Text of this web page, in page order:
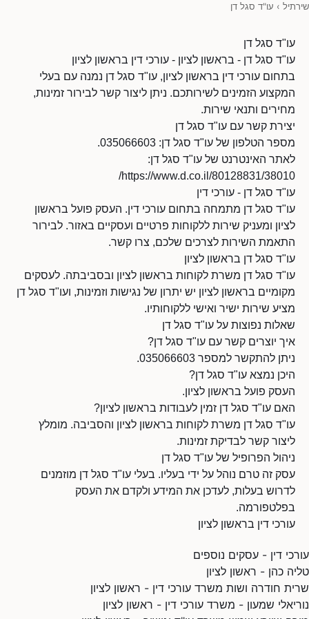
שירתיל › עו"ד סגל דן
עו"ד סגל דן
עו"ד סגל דן - בראשון לציון - עורכי דין בראשון לציון
בתחום עורכי דין בראשון לציון, עו"ד סגל דן נמנה עם בעלי
המקצוע הזמינים לשירותכם. ניתן ליצור קשר לבירור זמינות,
מחירים ותנאי שירות.
יצירת קשר עם עו"ד סגל דן
מספר הטלפון של עו"ד סגל דן: 035066603.
לאתר האינטרנט של עו"ד סגל דן:
https://www.d.co.il/80128831/38010/
עו"ד סגל דן - עורכי דין
עו"ד סגל דן מתמחה בתחום עורכי דין. העסק פועל בראשון
לציון ומעניק שירות ללקוחות פרטיים ועסקיים באזור. לבירור
התאמת השירות לצרכים שלכם, צרו קשר.
עו"ד סגל דן בראשון לציון
עו"ד סגל דן משרת לקוחות בראשון לציון ובסביבתה. לעסקים
מקומיים בראשון לציון יש יתרון של נגישות וזמינות, ועו"ד סגל דן
מציע שירות ישיר ואישי ללקוחותיו.
שאלות נפוצות על עו"ד סגל דן
איך יוצרים קשר עם עו"ד סגל דן?
ניתן להתקשר למספר 035066603.
היכן נמצא עו"ד סגל דן?
העסק פועל בראשון לציון.
האם עו"ד סגל דן זמין לעבודות בראשון לציון?
עו"ד סגל דן משרת לקוחות בראשון לציון והסביבה. מומלץ
ליצור קשר לבדיקת זמינות.
ניהול הפרופיל של עו"ד סגל דן
עסק זה טרם נוהל על ידי בעליו. בעלי עו"ד סגל דן מוזמנים
לדרוש בעלות, לעדכן את המידע ולקדם את העסק
בפלטפורמה.
עורכי דין בראשון לציון
עורכי דין - עסקים נוספים
טליה כהן - ראשון לציון
שרית חודרה ושות משרד עורכי דין - ראשון לציון
נוריאלי שמעון - משרד עורכי דין - ראשון לציון